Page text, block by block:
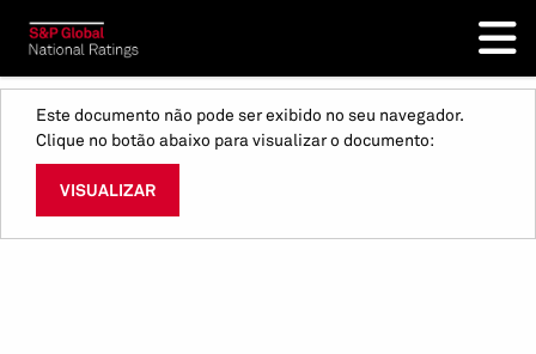
Este documento não pode ser exibido no seu navegador.
Clique no botão abaixo para visualizar o documento:
VISUALIZAR